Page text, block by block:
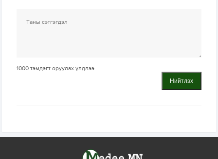
1000 тэмдэгт оруулах үлдлээ.
Нийтлэх